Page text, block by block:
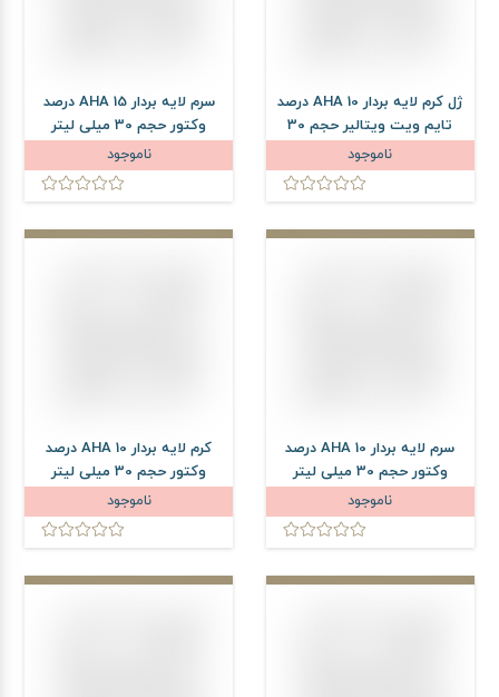
ژل کرم لایه بردار AHA 10 درصد
تایم ویت ویتالیر حجم 30
میلی لیتر
ناموجود
سرم لایه بردار AHA 15 درصد
وکتور حجم 30 میلی لیتر
ناموجود
سرم لایه بردار AHA 10 درصد
وکتور حجم 30 میلی لیتر
ناموجود
کرم لایه بردار AHA 10 درصد
وکتور حجم 30 میلی لیتر
ناموجود